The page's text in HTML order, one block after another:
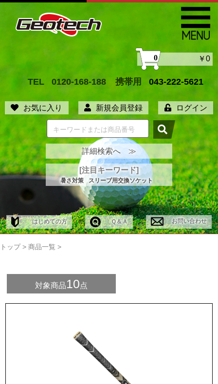
TEL 0120-168-188 携帯用 043-222-5621
お気に入り 新規会員登録 ログイン
0 ￥0
詳細検索へ ≫
[注目キーワード]
暑さ対策 スリーブ用交換ソケット
はじめての方 Ｑ＆Ａ お問い合わせ
トップ > 商品一覧 >
対象商品10点